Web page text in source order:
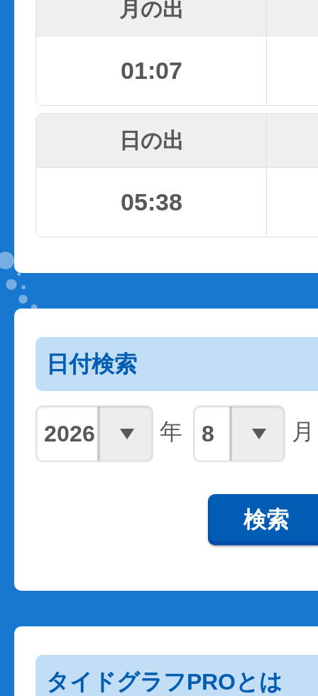
月の出
01:07
日の出
05:38
日付検索
年 月
検索
タイドグラフPROとは